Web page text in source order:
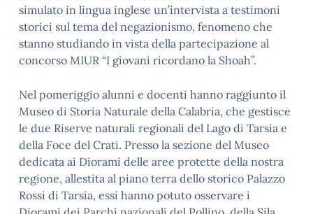
simulato in lingua inglese un’intervista a testimoni
storici sul tema del negazionismo, fenomeno che
stanno studiando in vista della partecipazione al
concorso MIUR “I giovani ricordano la Shoah”.
Nel pomeriggio alunni e docenti hanno raggiunto il
Museo di Storia Naturale della Calabria, che gestisce
le due Riserve naturali regionali del Lago di Tarsia e
della Foce del Crati. Presso la sezione del Museo
dedicata ai Diorami delle aree protette della nostra
regione, allestita al piano terra dello storico Palazzo
Rossi di Tarsia, essi hanno potuto osservare i